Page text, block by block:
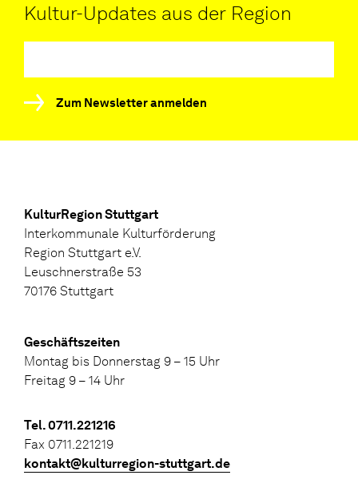
Kultur-Updates aus der Region
Zum Newsletter anmelden
KulturRegion Stuttgart
Interkommunale Kulturförderung
Region Stuttgart e.V.
Leuschnerstraße 53
70176 Stuttgart
Geschäftszeiten
Montag bis Donnerstag 9 – 15 Uhr
Freitag 9 – 14 Uhr
Tel. 0711.221216
Fax 0711.221219
kontakt@kulturregion-stuttgart.de